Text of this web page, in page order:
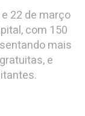
22 de março
com 150
mais
e